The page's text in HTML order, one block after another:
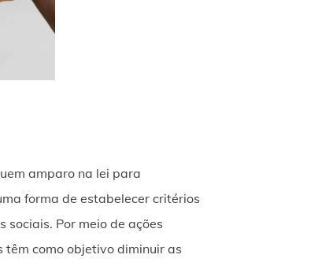
amparo na lei para
forma de estabelecer critérios
sociais. Por meio de ações
como objetivo diminuir as